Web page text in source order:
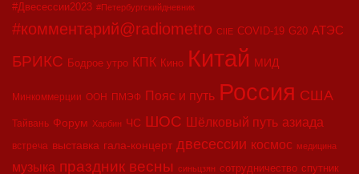
#Двесессии2023 #Петербургскийдневник
#комментарий@radiometro CIIE COVID-19 G20 АТЭС
БРИКС Бодрое утро КПК Кино Китай МИД
Минкоммерции ООН ПМЭФ Пояс и путь Россия США
Тайвань Форум Харбин ЧС ШОС Шёлковый путь азиада
встреча выставка гала-концерт двесессии космос медицина
музыка праздник весны синьцзян сотрудничество спутник